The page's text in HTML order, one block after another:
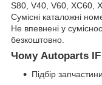
S80, V40, V60, XC60,
Сумісні каталожні
Не впевнені у
безкоштовно.
Чому Autoparts IF
Підбір